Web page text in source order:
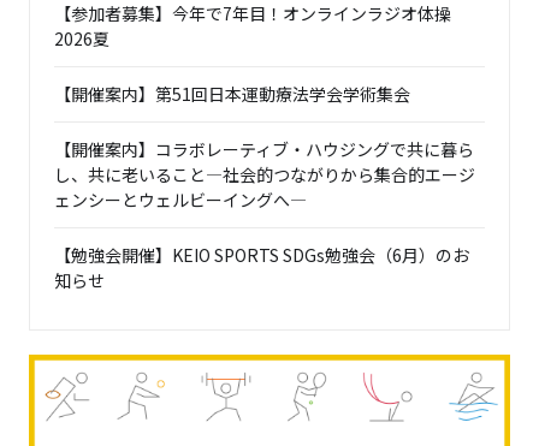
【参加者募集】今年で7年目！オンラインラジオ体操
2026夏
【開催案内】第51回日本運動療法学会学術集会
【開催案内】コラボレーティブ・ハウジングで共に暮ら
し、共に老いること―社会的つながりから集合的エージ
ェンシーとウェルビーイングへ―
【勉強会開催】KEIO SPORTS SDGs勉強会（6月）のお
知らせ